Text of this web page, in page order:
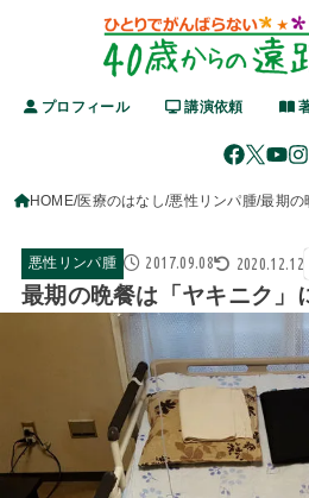
プロフィール 講演依頼
HOME 医療のはなし 悪性リンパ腫 最期の
悪性リンパ腫 2017.09.08 2020.12.12
最期の晩餐は「ヤキニク」